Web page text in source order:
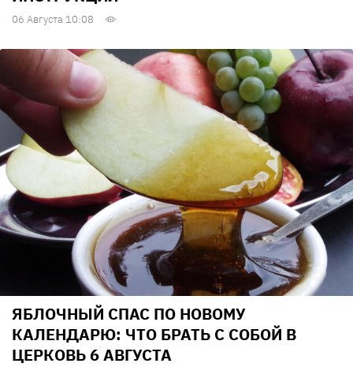
06 Августа 10:08
ЯБЛОЧНЫЙ СПАС ПО НОВОМУ
КАЛЕНДАРЮ: ЧТО БРАТЬ С СОБОЙ В
ЦЕРКОВЬ 6 АВГУСТА